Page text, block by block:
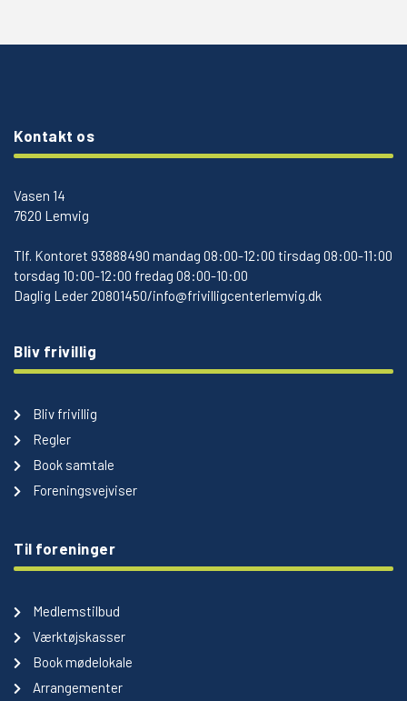
Kontakt os
Vasen 14
7620 Lemvig
Tlf. Kontoret 93888490 mandag 08:00-12:00 tirsdag 08:00-11:00
torsdag 10:00-12:00 fredag 08:00-10:00
Daglig Leder 20801450/info@frivilligcenterlemvig.dk
Bliv frivillig
Bliv frivillig
Regler
Book samtale
Foreningsvejviser
Til foreninger
Medlemstilbud
Værktøjskasser
Book mødelokale
Arrangementer